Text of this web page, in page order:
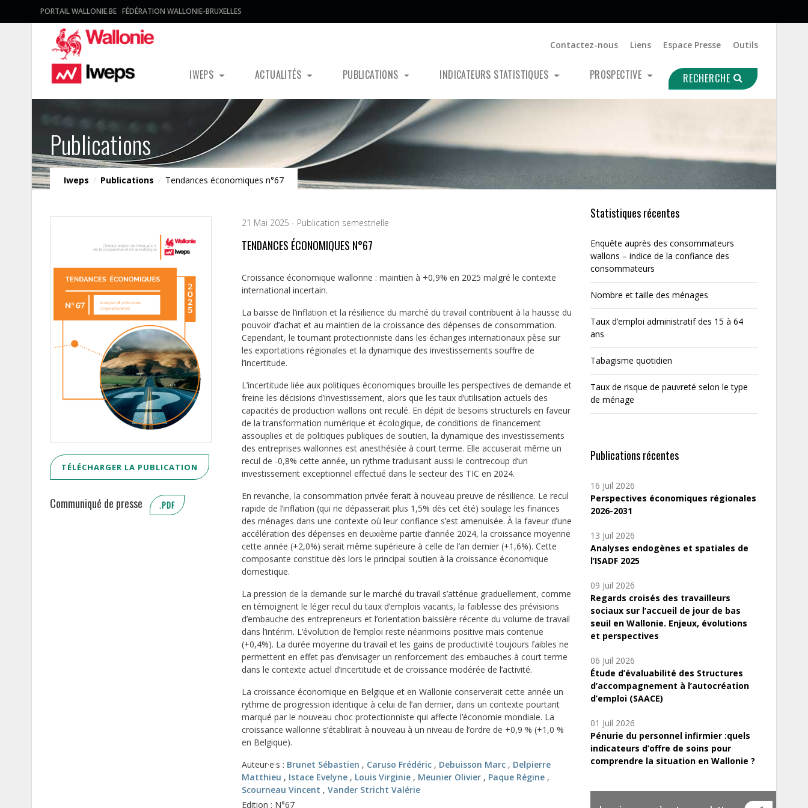
PORTAIL WALLONIE.BE FÉDÉRATION WALLONIE-BRUXELLES
Contactez-nous Liens Espace Presse Outils
IWEPS ACTUALITÉS PUBLICATIONS INDICATEURS STATISTIQUES PROSPECTIVE RECHERCHE
Publications
Iweps / Publications / Tendances économiques n°67
TÉLÉCHARGER LA PUBLICATION
Communiqué de presse .PDF
21 Mai 2025 - Publication semestrielle
TENDANCES ÉCONOMIQUES N°67
Croissance économique wallonne : maintien à +0,9% en 2025 malgré le contexte
international incertain.
La baisse de l’inflation et la résilience du marché du travail contribuent à la hausse du
pouvoir d’achat et au maintien de la croissance des dépenses de consommation.
Cependant, le tournant protectionniste dans les échanges internationaux pèse sur
les exportations régionales et la dynamique des investissements souffre de
l’incertitude.
L’incertitude liée aux politiques économiques brouille les perspectives de demande et
freine les décisions d’investissement, alors que les taux d’utilisation actuels des
capacités de production wallons ont reculé. En dépit de besoins structurels en faveur
de la transformation numérique et écologique, de conditions de financement
assouplies et de politiques publiques de soutien, la dynamique des investissements
des entreprises wallonnes est anesthésiée à court terme. Elle accuserait même un
recul de -0,8% cette année, un rythme traduisant aussi le contrecoup d’un
investissement exceptionnel effectué dans le secteur des TIC en 2024.
En revanche, la consommation privée ferait à nouveau preuve de résilience. Le recul
rapide de l’inflation (qui ne dépasserait plus 1,5% dès cet été) soulage les finances
des ménages dans une contexte où leur confiance s’est amenuisée. À la faveur d’une
accélération des dépenses en deuxième partie d’année 2024, la croissance moyenne
cette année (+2,0%) serait même supérieure à celle de l’an dernier (+1,6%). Cette
composante constitue dès lors le principal soutien à la croissance économique
domestique.
La pression de la demande sur le marché du travail s’atténue graduellement, comme
en témoignent le léger recul du taux d’emplois vacants, la faiblesse des prévisions
d’embauche des entrepreneurs et l’orientation baissière récente du volume de travail
dans l’intérim. L’évolution de l’emploi reste néanmoins positive mais contenue
(+0,4%). La durée moyenne du travail et les gains de productivité toujours faibles ne
permettent en effet pas d’envisager un renforcement des embauches à court terme
dans le contexte actuel d’incertitude et de croissance modérée de l’activité.
La croissance économique en Belgique et en Wallonie conserverait cette année un
rythme de progression identique à celui de l’an dernier, dans un contexte pourtant
marqué par le nouveau choc protectionniste qui affecte l’économie mondiale. La
croissance wallonne s’établirait à nouveau à un niveau de l’ordre de +0,9 % (+1,0 %
en Belgique).
Auteur·e·s : Brunet Sébastien , Caruso Frédéric , Debuisson Marc , Delpierre
Matthieu , Istace Evelyne , Louis Virginie , Meunier Olivier , Paque Régine ,
Scourneau Vincent ,Vander Stricht Valérie
Edition : N°67
Statistiques récentes
Enquête auprès des consommateurs
wallons – indice de la confiance des
consommateurs
Nombre et taille des ménages
Taux d’emploi administratif des 15 à 64
ans
Tabagisme quotidien
Taux de risque de pauvreté selon le type
de ménage
Publications récentes
16 Juil 2026
Perspectives économiques régionales
2026-2031
13 Juil 2026
Analyses endogènes et spatiales de
l’ISADF 2025
09 Juil 2026
Regards croisés des travailleurs
sociaux sur l’accueil de jour de bas
seuil en Wallonie. Enjeux, évolutions
et perspectives
06 Juil 2026
Étude d’évaluabilité des Structures
d’accompagnement à l’autocréation
d’emploi (SAACE)
01 Juil 2026
Pénurie du personnel infirmier :quels
indicateurs d’offre de soins pour
comprendre la situation en Wallonie ?